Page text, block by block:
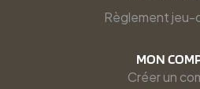
Règlement jeu-
MON
Créer un